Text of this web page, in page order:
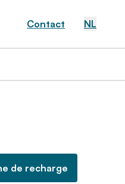
Contact NL
de recharge